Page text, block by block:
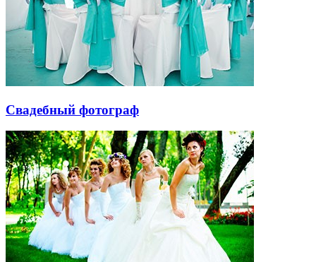
Свадебный фотограф